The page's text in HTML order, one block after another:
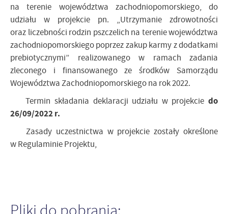
na terenie województwa zachodniopomorskiego, do
udziału w projekcie pn. „Utrzymanie zdrowotności
oraz liczebności rodzin pszczelich na terenie województwa
zachodniopomorskiego poprzez zakup karmy z dodatkami
prebiotycznymi” realizowanego w ramach zadania
zleconego i finansowanego ze środków Samorządu
Województwa Zachodniopomorskiego na rok 2022.
Termin składania deklaracji udziału w projekcie do
26/09/2022 r.
Zasady uczestnictwa w projekcie zostały określone
w Regulaminie Projektu,